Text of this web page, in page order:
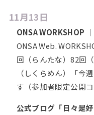
11月13日
ONSA WORKSHOP ｜
ONSA Web.
回（らんたな）82回
（しくらめん）「今
す（参加者限定公開コ
公式ブログ「日々是好